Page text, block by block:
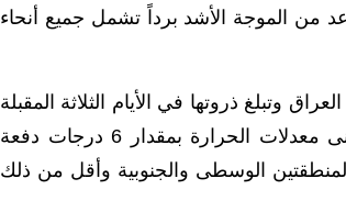
من الموجة الأشد برداً تشمل جميع أنحاء
وتبلغ ذروتها في الأيام الثلاثة المقبلة
خاصة في المدن الجنوبية بما فيها البصرة وميسان والمثنى، حيث ستتدنى معدلات الحرارة بمقدار 6 درجات دفعة
معدلات دون الـ14 مئوية نهاراً في المنطقتين الوسطى والجنوبية وأقل من ذلك